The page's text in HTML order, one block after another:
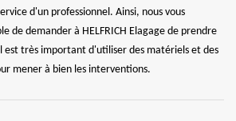
d'un professionnel. Ainsi, nous vous
de demander à HELFRICH Elagage de prendre
est très important d'utiliser des matériels et des
mener à bien les interventions.